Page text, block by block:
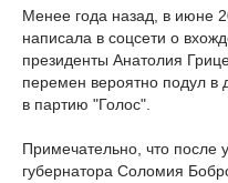
Менее года назад, в июне
написала в соцсети о
президенты Анатолия
перемен вероятно подул в
в партию "Голос".
Примечательно, что после
губернатора Соломия